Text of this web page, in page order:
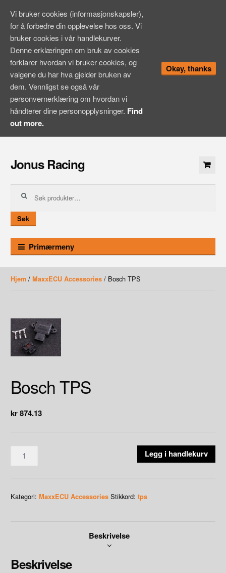
innhold
Jonus Racing
etter:
Søk
Primærmeny
Hjem/ MaxxECU Accessories/ Bosch TPS
Bosch TPS
kr874.13
Bosch
Legg i handlekurv
Kategori: MaxxECU Accessories Stikkord: tps
Beskrivelse
Beskrivelse
Vi bruker cookies (informasjonskapsler),
for å forbedre din opplevelse hos oss. Vi
bruker cookies i vår handlekurver.
Denne erklæringen om bruk av cookies
forklarer hvordan vi bruker cookies, og
valgene du har hva gjelder bruken av
dem. Vennligst se også vår
personvernerklæring om hvordan vi
håndterer dine personopplysninger. Find
out more.
Okay, thanks